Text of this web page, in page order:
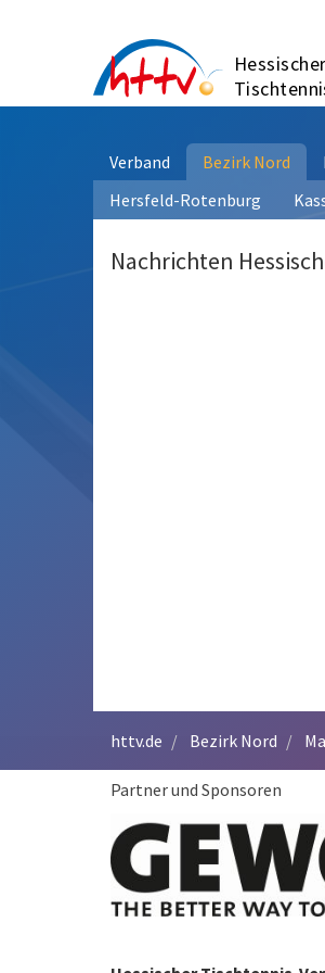
Hessischer
Verband Bezirk Nord
Hersfeld-Rotenburg
Nachrichten
httv.de Bezirk Nord
Partner und Sponsoren